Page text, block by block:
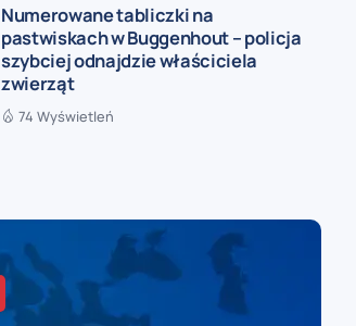
Numerowane tabliczki na
pastwiskach w Buggenhout – policja
szybciej odnajdzie właściciela
zwierząt
74 Wyświetleń